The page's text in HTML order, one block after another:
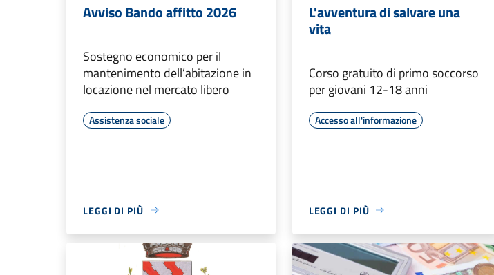
Avviso Bando affitto 2026
Sostegno economico per il
mantenimento dell’abitazione in
locazione nel mercato libero
Assistenza sociale
LEGGI DI PIÙ
L'avventura di salvare una
vita
Corso gratuito di primo soccorso
per giovani 12-18 anni
Accesso all'informazione
LEGGI DI PIÙ